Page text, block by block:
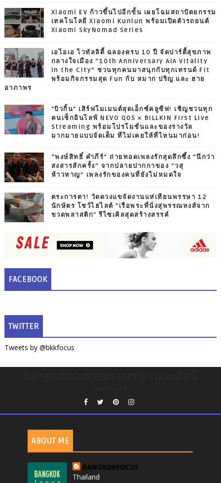
Xiaomi EV ก้าวขึ้นไปอีกขั้น เผยโฉมสถาปัตยกรรม
เทคโนโลยี Xiaomi Kunlun พร้อมเปิดตัวรถยนต์
Xiaomi SkyNomad Series
เอไอเอ ไวทัลลิตี้ ฉลองครบ 10 ปี จัดปาร์ตี้สุขภาพ
กลางใจเมือง “10th Anniversary AIA Vitality
in the City” ชวนทุกคนมาสนุกกับทุกเทรนด์ Fit
พร้อมกิจกรรมสุด Fun กับ หมาก ปริญ และ ฮาย
อาภาพร
"บิวกิ้น" เสิร์ฟโมเมนต์สุดเอ็กซ์คลูซีฟ! เชิญชวนทุก
คนเช็กอินไลฟ์ NEVO Q05 × BILLKIN First Live
Streaming พร้อมโปรโมชั่นและของรางวัล
มากมายแบบจัดเต็ม ที่ไม่เคยให้ที่ไหนมาก่อน!
“พงษ์สิทธิ์ คำภีร์” ถ่ายทอดเพลงรักสุดลึกซึ้ง “นึกว่า
สงสารสักครั้ง” จากปลายปากกาของ “วสุ
ห้าวหาญ” เพลงรักของคนที่ยังไม่หมดใจ
ตระการตา! วัดดวงแขจัดงานแห่เทียนพรรษา 12
นักษัตร โชว์ไฮไลต์ "เรือพระที่นั่งสุพรรณหงส์จาก
ขวดพลาสติก" รีไซเคิลสุดสร้างสรรค์
FACEBOOK
TWITTER
Tweets by @bkkfocus
ABOUT ME
BANGKOKFOCUS
Thailand